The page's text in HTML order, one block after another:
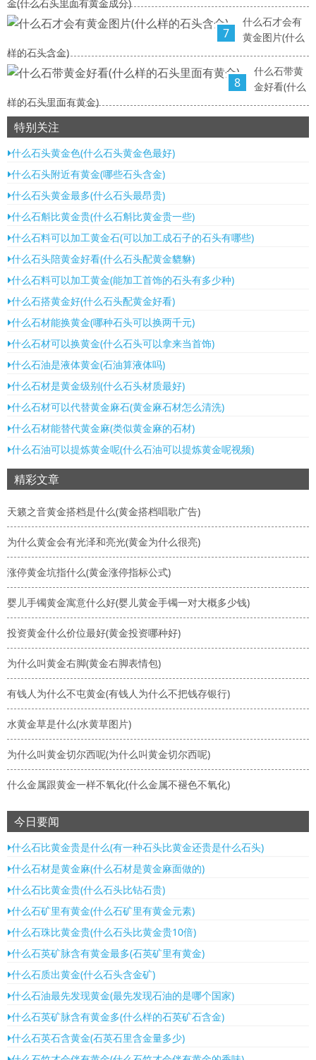
金(什么石头里面有黄金成分)
7
什么石才会有
黄金图片(什么
样的石头含金)
8
什么石带黄
金好看(什么
样的石头里面有黄金)
特别关注
什么石头黄金色(什么石头黄金色最好)
什么石头附近有黄金(哪些石头含金)
什么石头黄金最多(什么石头最昂贵)
什么石斛比黄金贵(什么石斛比黄金贵一些)
什么石料可以加工黄金石(可以加工成石子的石头有哪些)
什么石头陪黄金好看(什么石头配黄金貔貅)
什么石料可以加工黄金(能加工首饰的石头有多少种)
什么石搭黄金好(什么石头配黄金好看)
什么石材能换黄金(哪种石头可以换两千元)
什么石材可以换黄金(什么石头可以拿来当首饰)
什么石油是液体黄金(石油算液体吗)
什么石材是黄金级别(什么石头材质最好)
什么石材可以代替黄金麻石(黄金麻石材怎么清洗)
什么石材能替代黄金麻(类似黄金麻的石材)
什么石油可以提炼黄金呢(什么石油可以提炼黄金呢视频)
精彩文章
天籁之音黄金搭档是什么(黄金搭档唱歌广告)
为什么黄金会有光泽和亮光(黄金为什么很亮)
涨停黄金坑指什么(黄金涨停指标公式)
婴儿手镯黄金寓意什么好(婴儿黄金手镯一对大概多少钱)
投资黄金什么价位最好(黄金投资哪种好)
为什么叫黄金右脚(黄金右脚表情包)
有钱人为什么不屯黄金(有钱人为什么不把钱存银行)
水黄金草是什么(水黄草图片)
为什么叫黄金切尔西呢(为什么叫黄金切尔西呢)
什么金属跟黄金一样不氧化(什么金属不褪色不氧化)
今日要闻
什么石比黄金贵是什么(有一种石头比黄金还贵是什么石头)
什么石材是黄金麻(什么石材是黄金麻面做的)
什么石比黄金贵(什么石头比钻石贵)
什么石矿里有黄金(什么石矿里有黄金元素)
什么石珠比黄金贵(什么石头比黄金贵10倍)
什么石英矿脉含有黄金最多(石英矿里有黄金)
什么石质出黄金(什么石头含金矿)
什么石油最先发现黄金(最先发现石油的是哪个国家)
什么石英矿脉含有黄金多(什么样的石英矿石含金)
什么石英石含黄金(石英石里含金量多少)